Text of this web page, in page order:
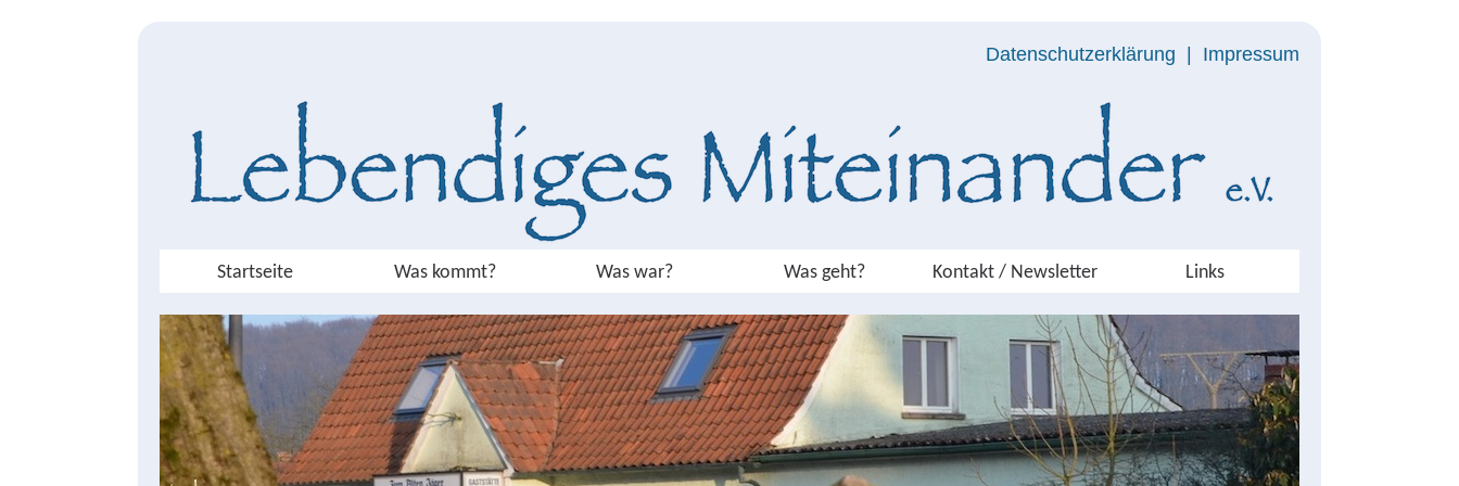
Datenschutzerklärung Impressum
Startseite Was kommt? Was war? Was geht? Kontakt / Newsletter Links